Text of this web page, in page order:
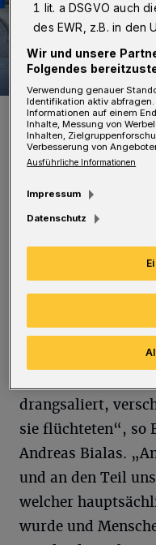
Der Langerfelder Markt.
Foto: Wuppertaler Rundschau
Juden gehörten bis
Jahrhunderts
Langerfeld.
weisen noch
drangsaliert,
sie flüchteten“, so
Andreas Bialas.
und an den Teil
welcher
wurde und
1 lit. a DSGVO auch
des EWR, z.B. in den
Wir und unsere
Folgendes
Verwendung genauer
Identifikation aktiv
Informationen auf einem
Inhalte, Messung von
Inhalten,
Verbesserung von
Ausführliche Informationen
Impressum
Datenschutz